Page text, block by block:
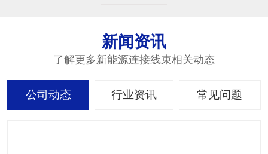
新闻资讯
了解更多新能源连接线束相关动态
公司动态 行业资讯 常见问题